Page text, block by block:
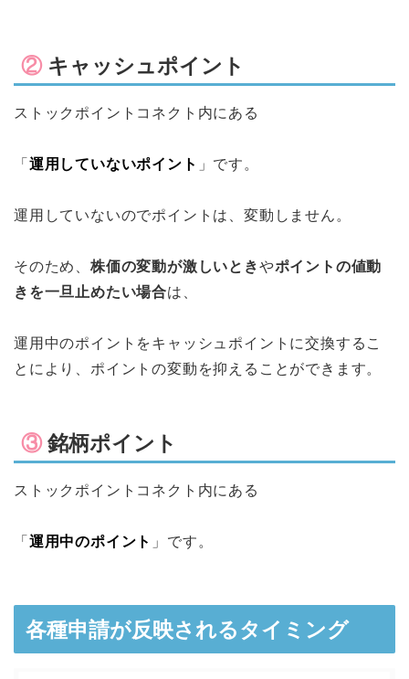
②キャッシュポイント
ストックポイントコネクト内にある
「 運用していないポイント 」です。
運用していないのでポイントは、変動しません。
そのため、 株価の変動が激しいときやポイントの値動
きを一旦止めたい場合は、
運用中のポイントをキャッシュポイントに交換するこ
とにより、ポイントの変動を抑えることができます。
③銘柄ポイント
ストックポイントコネクト内にある
「 運用中のポイント 」です。
各種申請が反映されるタイミング